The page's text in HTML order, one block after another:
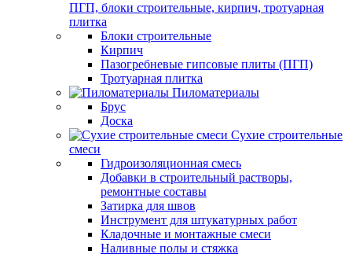
ПГП, блоки строительные, кирпич, тротуарная
плитка
Блоки строительные
Кирпич
Пазогребневые гипсовые плиты (ПГП)
Тротуарная плитка
Пиломатериалы
Брус
Доска
Сухие строительные
смеси
Гидроизоляционная смесь
Добавки в строительный растворы,
ремонтные составы
Затирка для швов
Инструмент для штукатурных работ
Кладочные и монтажные смеси
Наливные полы и стяжка